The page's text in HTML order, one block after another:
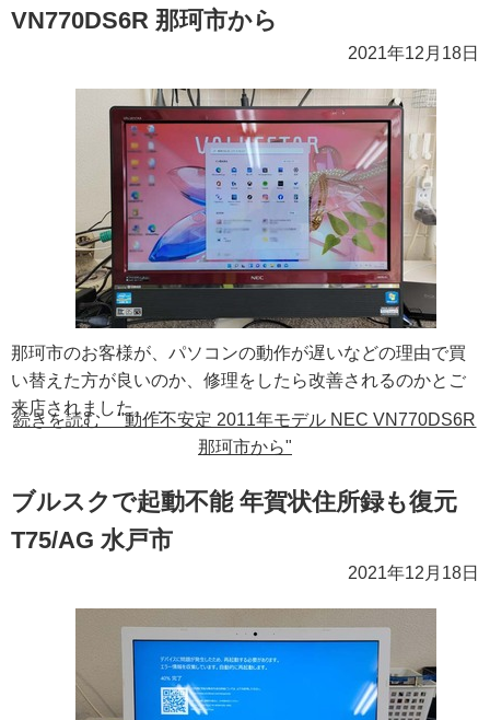
VN770DS6R 那珂市から
2021年12月18日
那珂市のお客様が、パソコンの動作が遅いなどの理由で買
い替えた方が良いのか、修理をしたら改善されるのかとご
来店されました。…
続きを読む "動作不安定 2011年モデル NEC VN770DS6R
那珂市から"
ブルスクで起動不能 年賀状住所録も復元
T75/AG 水戸市
2021年12月18日